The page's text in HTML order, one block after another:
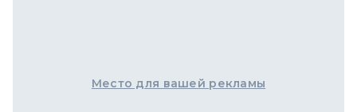
Место для вашей рекламы